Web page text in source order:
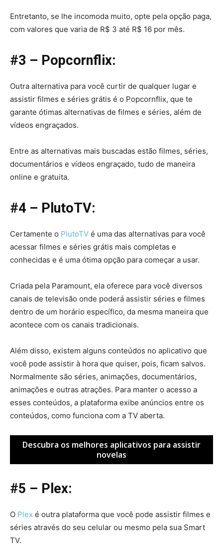
Entretanto, se lhe incomoda muito, opte pela opção paga,
com valores que varia de R$ 3 até R$ 16 por mês.
#3 – Popcornflix:
Outra alternativa para você curtir de qualquer lugar e
assistir filmes e séries grátis é o Popcornflix, que te
garante ótimas alternativas de filmes e séries, além de
vídeos engraçados.
Entre as alternativas mais buscadas estão filmes, séries,
documentários e vídeos engraçado, tudo de maneira
online e gratuita.
#4 – PlutoTV:
Certamente o PlutoTV é uma das alternativas para você
acessar filmes e séries grátis mais completas e
conhecidas e é uma ótima opção para começar a usar.
Criada pela Paramount, ela oferece para você diversos
canais de televisão onde poderá assistir séries e filmes
dentro de um horário específico, da mesma maneira que
acontece com os canais tradicionais.
Além disso, existem alguns conteúdos no aplicativo que
você pode assistir à hora que quiser, pois, ficam salvos.
Normalmente são séries, animações, documentários,
animações e outras atrações. Para manter o acesso a
esses conteúdos, a plataforma exibe anúncios entre os
conteúdos, como funciona com a TV aberta.
Descubra os melhores aplicativos para assistir
novelas
#5 – Plex:
O Plex é outra plataforma que você pode assistir filmes e
séries através do seu celular ou mesmo pela sua Smart
TV.